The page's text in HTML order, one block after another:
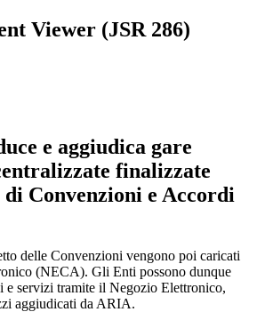
Viewer (JSR 286)
e aggiudica gare
finalizzate
Convenzioni e Accordi
delle Convenzioni vengono poi caricati
(NECA). Gli Enti possono dunque
e servizi tramite il Negozio Elettronico,
aggiudicati da ARIA.